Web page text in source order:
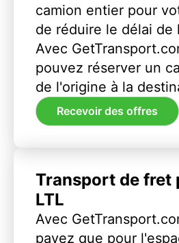
camion entier pour
de réduire le délai de
Avec
pouvez réserver un
de l'origine à la
Recevoir des offres
Transport de fret
LTL
Avec
payez que pour